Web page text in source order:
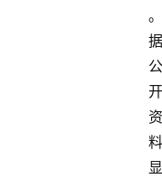
。
据
公
开
资
料
显